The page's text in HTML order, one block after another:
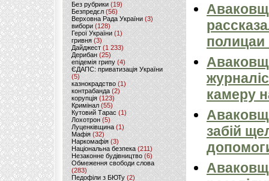
Без рубрики (19)
Безпредєл(56)
Верховна Рада України (3)
вибори(128)
Герої України(1)
гривня (3)
Дайджест (1 233)
Дерибан (25)
епідемія грипу (4)
ЄДАПС: приватизація України
(5)
казнокрадство (1)
контрабанда (2)
корупція (123)
Кримінал (55)
Кутовий Тарас (1)
Лохотрон(5)
Луценківщина (1)
Мафія (32)
Наркомафія (3)
Національна безпека (211)
Незаконне будівництво(6)
Обмеження свободи слова
(283)
Педофіли з БЮТу (2)
полицаи
камеру
забій